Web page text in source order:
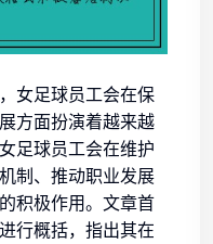
女足球员工会在保
方面扮演着越来越
足球员工会在维护
制、推动职业发展
积极作用。文章首
行概括，指出其在